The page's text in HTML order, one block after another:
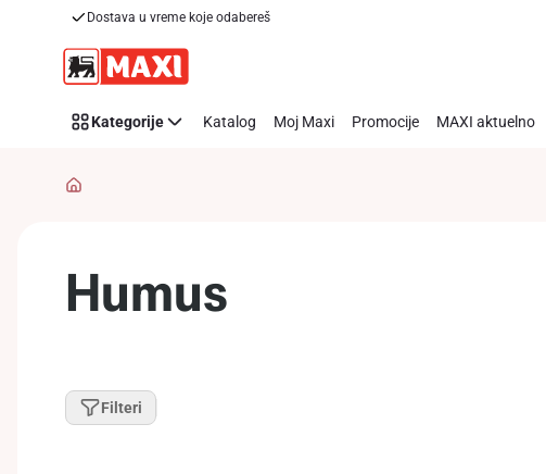
Dostava u vreme koje odabereš
Kategorije Katalog Moj Maxi Promocije MAXI aktuelno
Humus
Filteri